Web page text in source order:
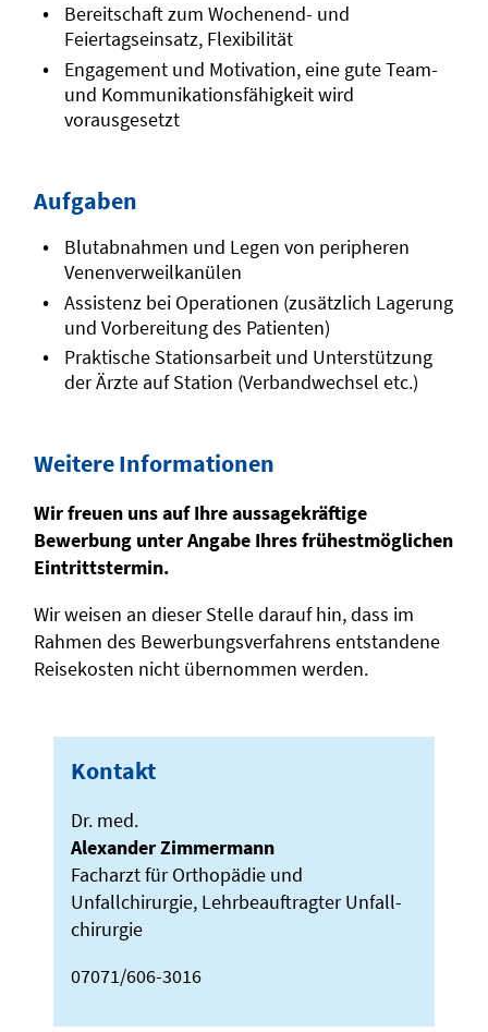
Bereitschaft zum Wochenend- und
Feiertagseinsatz, Flexibilität
Engagement und Motivation, eine gute Team-
und Kommunikationsfähigkeit wird
vorausgesetzt
Aufgaben
Blutabnahmen und Legen von peripheren
Venenverweilkanülen
Assistenz bei Operationen (zusätzlich Lagerung
und Vorbereitung des Patienten)
Praktische Stationsarbeit und Unterstützung
der Ärzte auf Station (Verbandwechsel etc.)
Weitere Informationen
Wir freuen uns auf Ihre aussagekräftige
Bewerbung unter Angabe Ihres frühestmöglichen
Eintrittstermin.
Wir weisen an dieser Stelle darauf hin, dass im
Rahmen des Bewerbungsverfahrens entstandene
Reisekosten nicht übernommen werden.
Kontakt
Dr. med.
Alexander Zimmermann
Facharzt für Orthopädie und
Unfallchirurgie, Lehr­­beauftragter Unfall­­
chirurgie
07071/606-3016